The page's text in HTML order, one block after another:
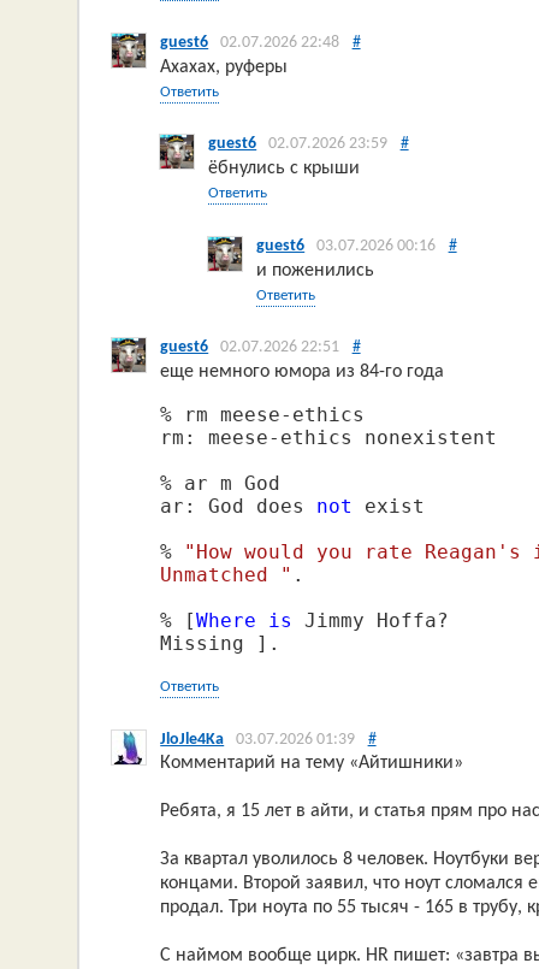
guest6 02.07.2026 22:48 #
Ахахах, руферы
Ответить
guest6 02.07.2026 23:59 #
ёбнулись с крыши
Ответить
guest6 03.07.2026 00:16 #
и поженились
Ответить
guest6 02.07.2026 22:51 #
еще немного юмора из 84-го года
% rm meese-ethics
rm: meese-ethics nonexistent
% ar m God
ar: God does not
exist
% "How would you rate Reagan's
Unmatched " .
% [Where is
Jimmy Hoffa?
Missing ].
Ответить
JloJle4Ka 03.07.2026 01:39 #
Комментарий на тему «Айтишники»
Ребята, я 15 лет в айти, и статья прям про
За квартал уволилось 8 человек. Ноутбуки
концами. Второй заявил, что ноут сломался
продал. Три ноута по 55 тысяч - 165 в трубу,
С наймом вообще цирк. HR пишет: «завтра